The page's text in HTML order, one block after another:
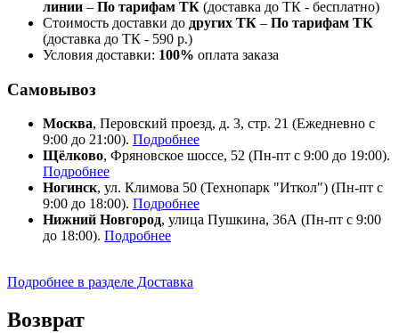
линии – По тарифам ТК (доставка до ТК - бесплатно)
Стоимость доставки до других ТК – По тарифам ТК
(доставка до ТК - 590 р.)
Условия доставки: 100% оплата заказа
Самовывоз
Москва, Перовский проезд, д. 3, стр. 21 (Ежедневно с
9:00 до 21:00). Подробнее
Щёлково, Фряновское шоссе, 52 (Пн-пт с 9:00 до 19:00).
Подробнее
Ногинск, ул. Климова 50 (​Технопарк "Иткол") (Пн-пт с
9:00 до 18:00). Подробнее
Нижний Новгород, улица Пушкина, 36А (Пн-пт с 9:00
до 18:00). Подробнее
Подробнее в разделе Доставка
Возврат